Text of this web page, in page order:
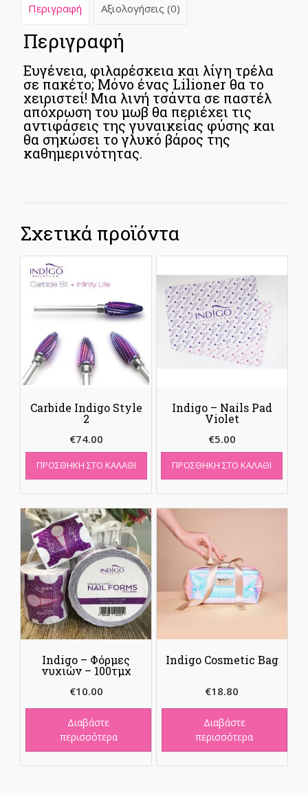
Περιγραφή Αξιολογήσεις (0)
Περιγραφή
Ευγένεια, φιλαρέσκεια και λίγη τρέλα
σε πακέτο; Μόνο ένας Lilioner θα το
χειριστεί! Μια λινή τσάντα σε παστέλ
απόχρωση του μωβ θα περιέχει τις
αντιφάσεις της γυναικείας φύσης και
θα σηκώσει το γλυκό βάρος της
καθημερινότητας.
Σχετικά προϊόντα
Carbide Indigo Style
2
€74.00
ΠΡΟΣΘΉΚΗ ΣΤΟ ΚΑΛΆΘΙ
Indigo – Nails Pad
Violet
€5.00
ΠΡΟΣΘΉΚΗ ΣΤΟ ΚΑΛΆΘΙ
Indigo – Φόρμες
νυχιών – 100τμχ
€10.00
Διαβάστε
περισσότερα
Indigo Cosmetic Bag
€18.80
Διαβάστε
περισσότερα